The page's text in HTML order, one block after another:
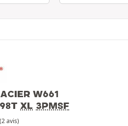
W661
XL 3PMSF
(2 avis)